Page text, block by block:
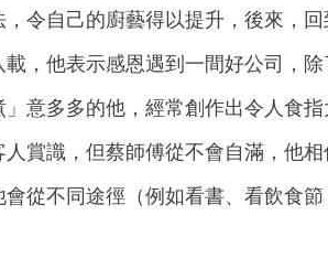
令自己的廚藝得以提升，後來，
，他表示感恩遇到一間好公司，
意多多的他，經常創作出令人食
賞識，但蔡師傅從不會自滿，他
從不同途徑（例如看書、看飲食節